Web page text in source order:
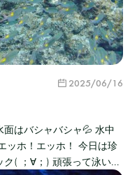
2025/06/16
はバシャバシャ💦 水中
ッホ！エッホ！ 今日は珍
ク( ；∀；) 頑張って泳い…